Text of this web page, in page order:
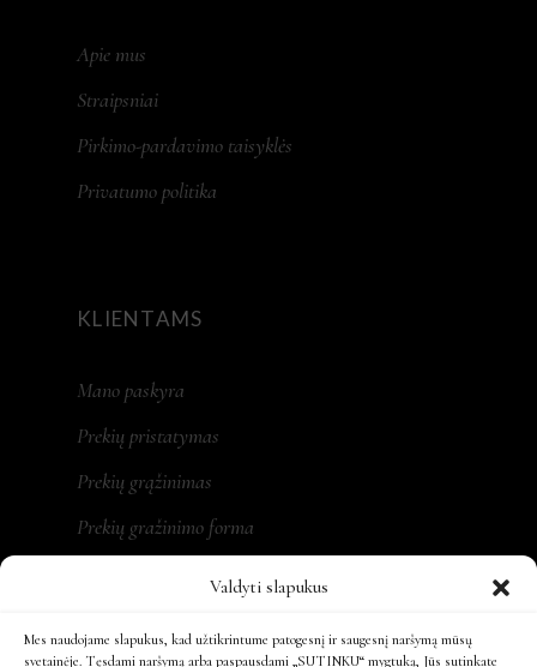
Valdyti slapukus
Mes naudojame slapukus, kad užtikrintume patogesnį ir saugesnį naršymą mūsų
svetainėje. Tęsdami naršymą arba paspausdami „SUTINKU“ mygtuką, Jūs sutinkate
Apie mus
Straipsniai
Pirkimo-pardavimo taisyklės
Privatumo politika
KLIENTAMS
Mano paskyra
Prekių pristatymas
Prekių grąžinimas
Prekių gražinimo forma
REKVIZITAI